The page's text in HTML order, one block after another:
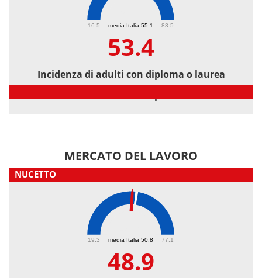
media Italia 55.1
16.5 83.5
53.4
Incidenza di adulti con diploma o laurea
MERCATO DEL LAVORO
NUCETTO
media Italia 50.8
19.3 77.1
48.9